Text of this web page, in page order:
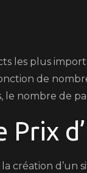
les plus
de
le nombre de
création d’un